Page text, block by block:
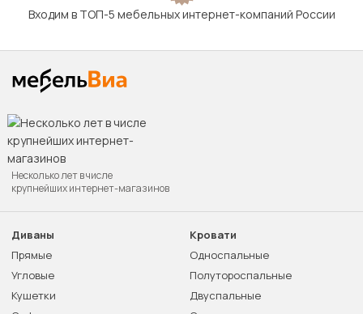
Входим в ТОП-5 мебельных интернет-компаний России
Несколько лет в числе
крупнейших интернет-магазинов
Диваны
Прямые
Угловые
Кушетки
Кровати
Односпальные
Полутороспальные
Двуспальные